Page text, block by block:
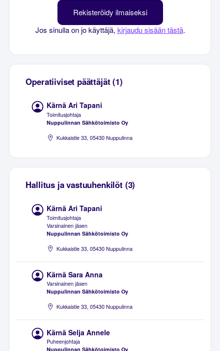
Rekisteröidy ilmaiseksi
Jos sinulla on jo käyttäjä, kirjaudu sisään tästä.
Operatiiviset päättäjät (1)
Kärnä Ari Tapani
Toimitusjohtaja
Nuppulinnan Sähkötoimisto Oy
Kukkaistie 33, 05430 Nuppulinna
Hallitus ja vastuuhenkilöt (3)
Kärnä Ari Tapani
Toimitusjohtaja
Varsinainen jäsen
Nuppulinnan Sähkötoimisto Oy
Kukkaistie 33, 05430 Nuppulinna
Kärnä Sara Anna
Varsinainen jäsen
Nuppulinnan Sähkötoimisto Oy
Kukkaistie 33, 05430 Nuppulinna
Kärnä Selja Annele
Puheenjohtaja
Nuppulinnan Sähkötoimisto Oy